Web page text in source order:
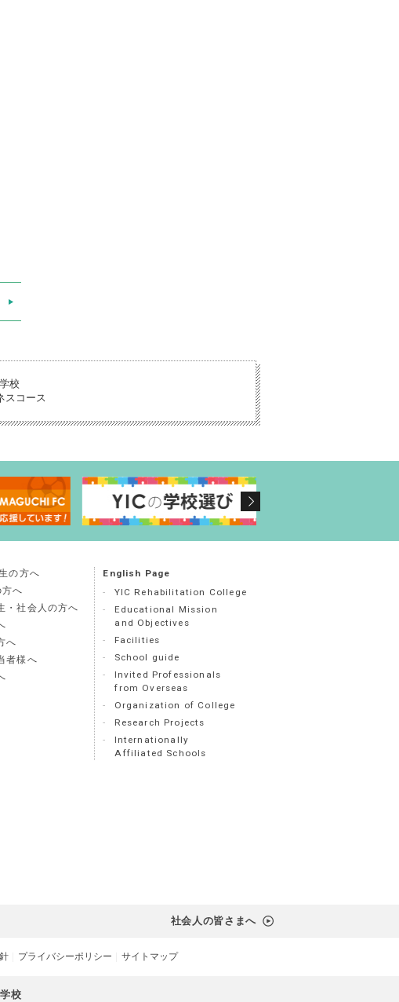
校
スコース
の方へ
へ
・社会人の方へ
へ
者様へ
English Page
YIC Rehabilitation College
Educational Mission
and Objectives
Facilities
School guide
Invited Professionals
from Overseas
Organization of College
Research Projects
Internationally
Affiliated Schools
社会人の皆さまへ
プライバシーポリシー サイトマップ
校